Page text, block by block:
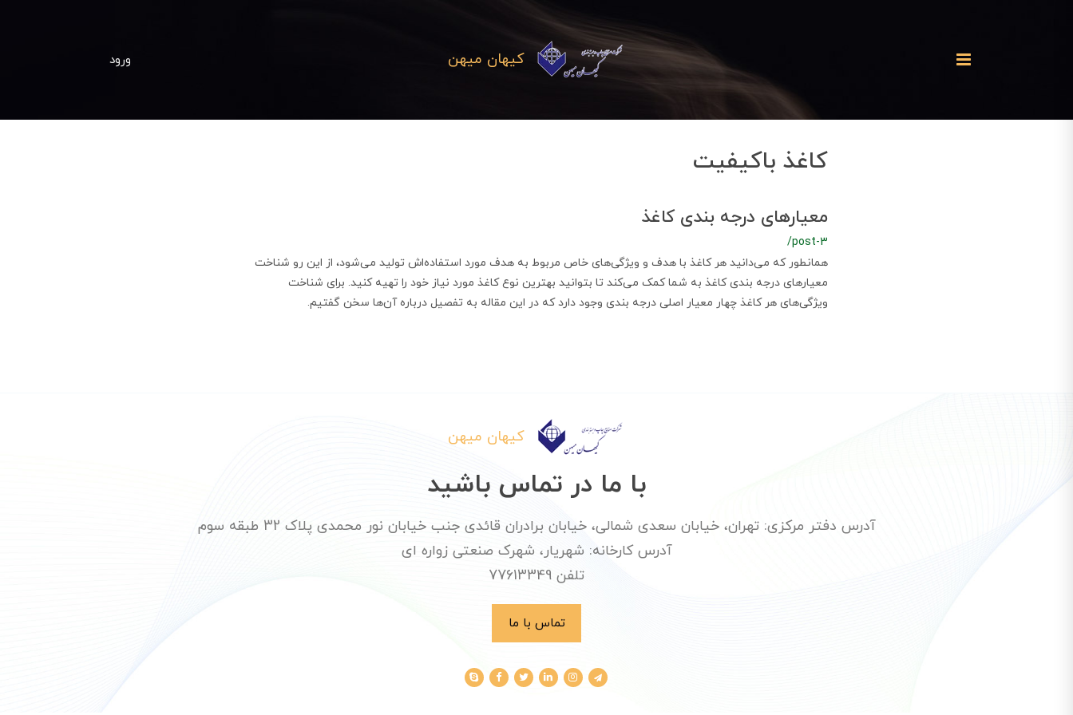
کیهان میهن ورود
کاغذ باکیفیت
معیارهای درجه ‌بندی کاغذ
/post-3
همانطور که می‌دانید هر کاغذ با هدف و ویژگی‌های خاص مربوط به هدف مورد استفاده‌اش تولید می‌شود، از این رو شناخت
معیارهای درجه بندی کاغذ به شما کمک می‌کند تا بتوانید بهترین نوع کاغذ مورد نیاز خود را تهیه کنید. برای شناخت
ویژگی‌های هر کاغذ چهار معیار اصلی درجه بندی وجود دارد که در این مقاله به تفصیل درباره آن‌ها سخن گفتیم.
کیهان میهن
با ما در تماس باشید
آدرس دفتر مرکزی: تهران، خیابان سعدی شمالی، خیابان برادران قائدی جنب خیابان نور محمدی پلاک 32 طبقه سوم
آدرس کارخانه: شهریار، شهرک صنعتی زواره ای
تلفن 77613349
تماس با ما